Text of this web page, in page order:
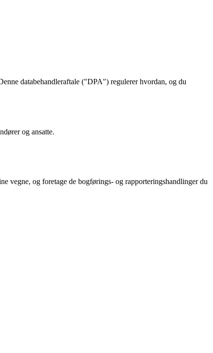
databehandleraftale ("DPA") regulerer hvordan, og du
og ansatte.
vegne, og foretage de bogførings- og rapporteringshandlinger du